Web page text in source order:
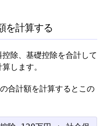
を計算する
除、基礎控除を合計して
します。
合計額を計算するとこの